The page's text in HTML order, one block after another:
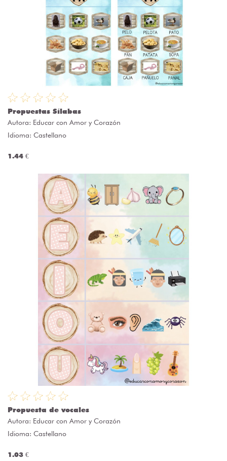
Propuestas Sílabas
Autora: Educar con Amor y Corazón
Idioma: Castellano
1.44 €
Propuesta de vocales
Autora: Educar con Amor y Corazón
Idioma: Castellano
1.03 €